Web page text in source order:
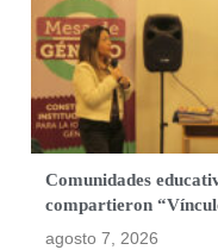
Comunidades
compartieron
agosto 7, 2026